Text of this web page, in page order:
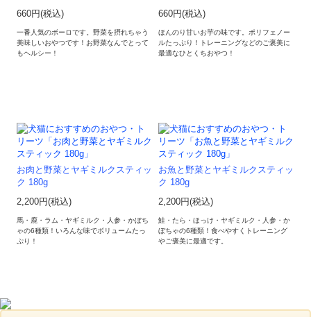
660円(税込)
一番人気のボーロです。野菜を摂れちゃう
美味しいおやつです！お野菜なんでとって
もヘルシー！
660円(税込)
ほんのり甘いお芋の味です。ポリフェノー
ルたっぷり！トレーニングなどのご褒美に
最適なひとくちおやつ！
お肉と野菜とヤギミルクスティッ
ク 180g
2,200円(税込)
馬・鹿・ラム・ヤギミルク・人参・かぼち
ゃの6種類！いろんな味でボリュームたっ
ぷり！
お魚と野菜とヤギミルクスティッ
ク 180g
2,200円(税込)
鮭・たら・ほっけ・ヤギミルク・人参・か
ぼちゃの6種類！食べやすくトレーニング
やご褒美に最適です。